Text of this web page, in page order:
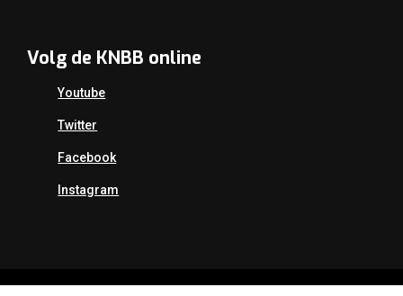
Volg de KNBB online
Youtube
Twitter
Facebook
Instagram